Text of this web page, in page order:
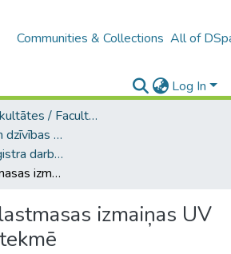
Communities & Collections All of
Log In
B4 – LU fakultātes / Faculties of the UL
A -- Medicīnas un dzīvības zinātņu fakultāte / Faculty of Medicine and Life Sciences
Bakalaura un maģistra darbi (MDZF) / Bachelor's and Master's theses
Reciklētas plastmasas izmaiņas UV starojumu ietekmē
izmaiņas UV